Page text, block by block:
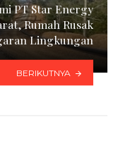
PT Star Energy
Rumah Rusak
Lingkungan
BERIKUTNYA